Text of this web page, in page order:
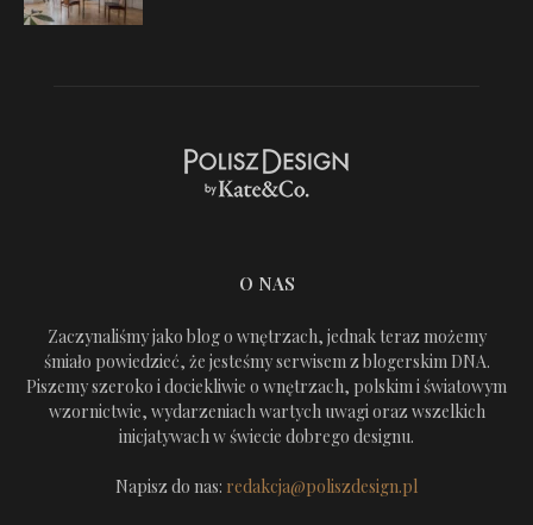
O NAS
Zaczynaliśmy jako blog o wnętrzach, jednak teraz możemy
śmiało powiedzieć, że jesteśmy serwisem z blogerskim DNA.
Piszemy szeroko i dociekliwie o wnętrzach, polskim i światowym
wzornictwie, wydarzeniach wartych uwagi oraz wszelkich
inicjatywach w świecie dobrego designu.
Napisz do nas: redakcja@poliszdesign.pl